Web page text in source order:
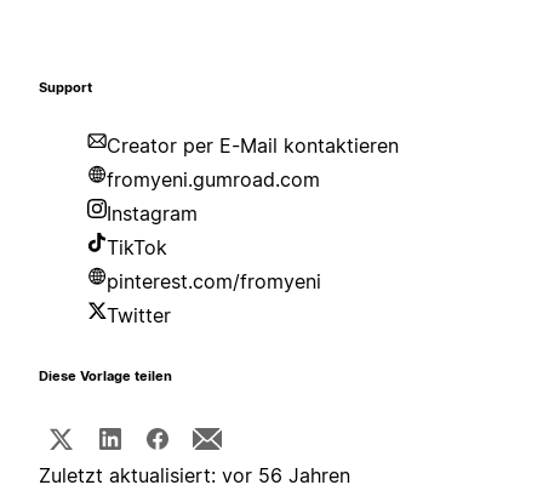
Support
Creator per E-Mail kontaktieren
fromyeni.gumroad.com
Instagram
TikTok
pinterest.com/fromyeni
Twitter
Diese Vorlage teilen
Zuletzt aktualisiert: vor 56 Jahren